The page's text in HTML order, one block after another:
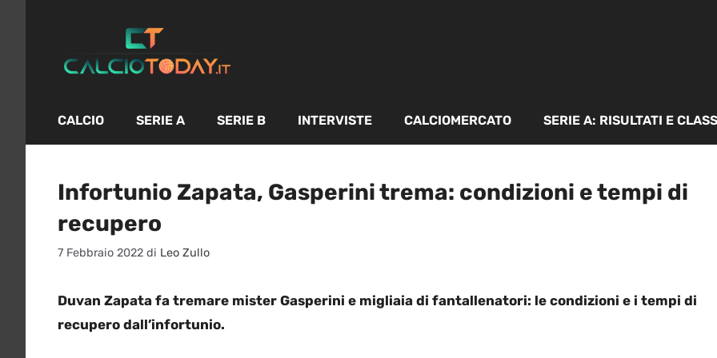
contenuto
CALCIO SERIE A SERIE B INTERVISTE CALCIOMERCATO SERIE A: RISULTATI E
Infortunio Zapata, Gasperini trema: condizioni e tempi di
recupero
7 Febbraio 2022 di Leo Zullo
Duvan Zapata fa tremare mister Gasperini e migliaia di fantallenatori: le condizioni e i tempi di
recupero dall’infortunio.